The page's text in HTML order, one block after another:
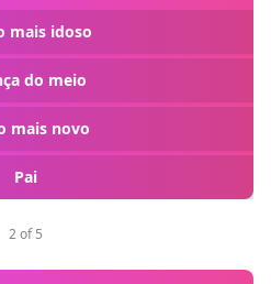
mais idoso
do meio
mais novo
Pai
2 of 5